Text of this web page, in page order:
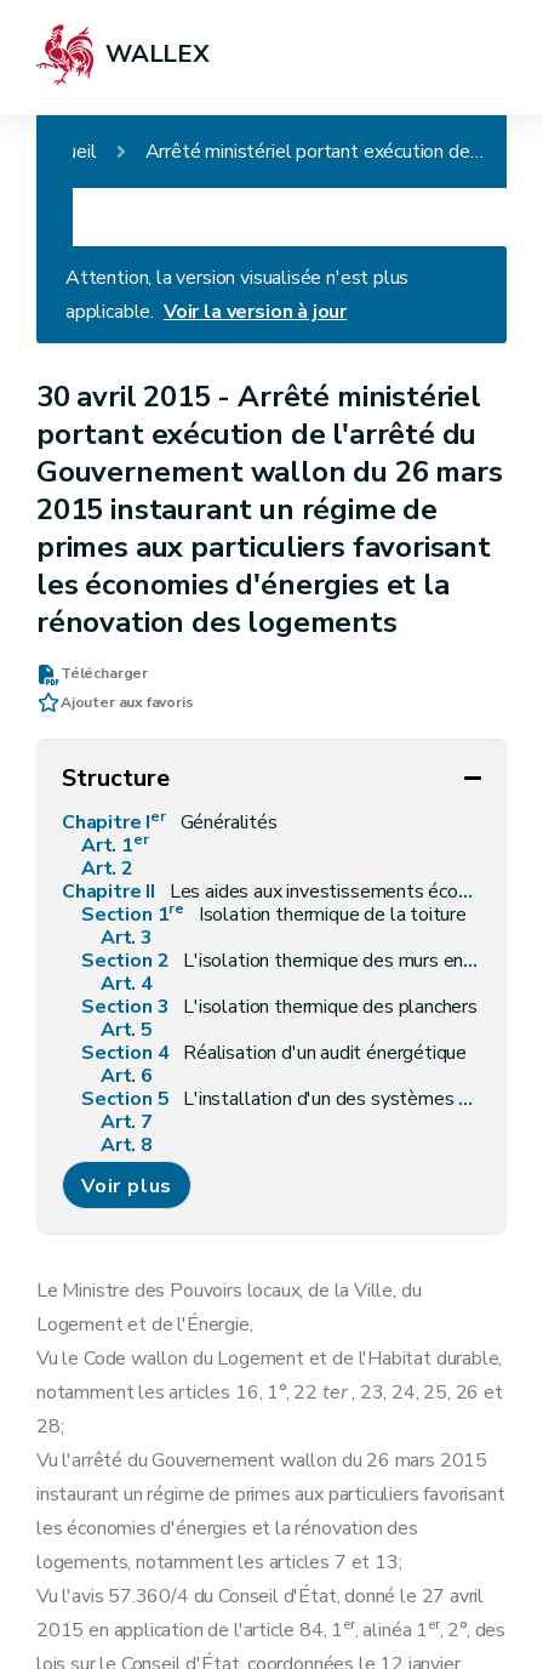
WALLEX
Accueil Arrêté ministériel portant exécution de l'arrêté du Gouvernement wallon du 26 mars 2015 instaurant un régime de primes aux particuliers favorisant les économies d'énergies et la rénovation des logements
Attention, la version visualisée n'est plus
applicable. Voir la version à jour
30 avril 2015 -Arrêté ministériel
portant exécution de l'arrêté du
Gouvernement wallon du 26 mars
2015 instaurant un régime de
primes aux particuliers favorisant
les économies d'énergies et la
rénovation des logements
Télécharger
Ajouter aux favoris
Structure
Chapitre Ier
Généralités
Art. 1er
Art. 2
Chapitre II
Les aides aux investissements économiseurs d'énergie
Section 1re
Isolation thermique de la toiture
Art. 3
Section 2 L'isolation thermique des murs en contact avec l'ambiance extérieure ou un espace non chauffé ou qui n'est pas à l'abri du gel
Art. 4
Section 3
L'isolation thermique des planchers
Art. 5
Section 4 Réalisation d'un audit énergétique
Art. 6
Section 5 L'installation d'un des systèmes de chauffage et/ou d'eau chaude sanitaire
Art. 7
Art. 8
Art. 9
Art. 10
Art. 11
Art. 14
Les aides aux investissements de rénovation des logements
Section 1re
Les travaux de toiture
Sous-section 1
Remplacement de la couverture
Sous-section 2 Appropriation de la charpente
Sous-section 3
Art. 17
Section 2 Assèchement, stabilité et salubrité des murs et du sol
Sous-section 1
Assèchement des murs
Art. 18
Sous-section 2 Renforcement des murs instables ou la démolition et reconstruction totale de ces murs
Art. 19
Sous-section 3 Remplacement des supports (gîtage, hourdis, etc.) des aires de circulation d'un ou de plusieurs locaux
Art. 20
Sous-section 4
les travaux de nature à éliminer la mérule ou tout champignon aux effets analogues, par remplacement ou traitements des éléments immeubles attaqués
Voir plus
Le Ministre des Pouvoirs locaux, de la Ville, du
Logement et de l'Énergie,
Vu le Code wallon du Logement et de l'Habitat durable,
notamment les articles 16, 1°, 22 ter, 23, 24, 25, 26 et
28;
Vu l'arrêté du Gouvernement wallon du 26 mars 2015
instaurant un régime de primes aux particuliers favorisant
les économies d'énergies et la rénovation des
logements, notamment les articles 7 et 13;
Vu l'avis 57.360/4 du Conseil d'État, donné le 27 avril
2015 en application de l'article 84, 1er, alinéa 1er, 2°, des